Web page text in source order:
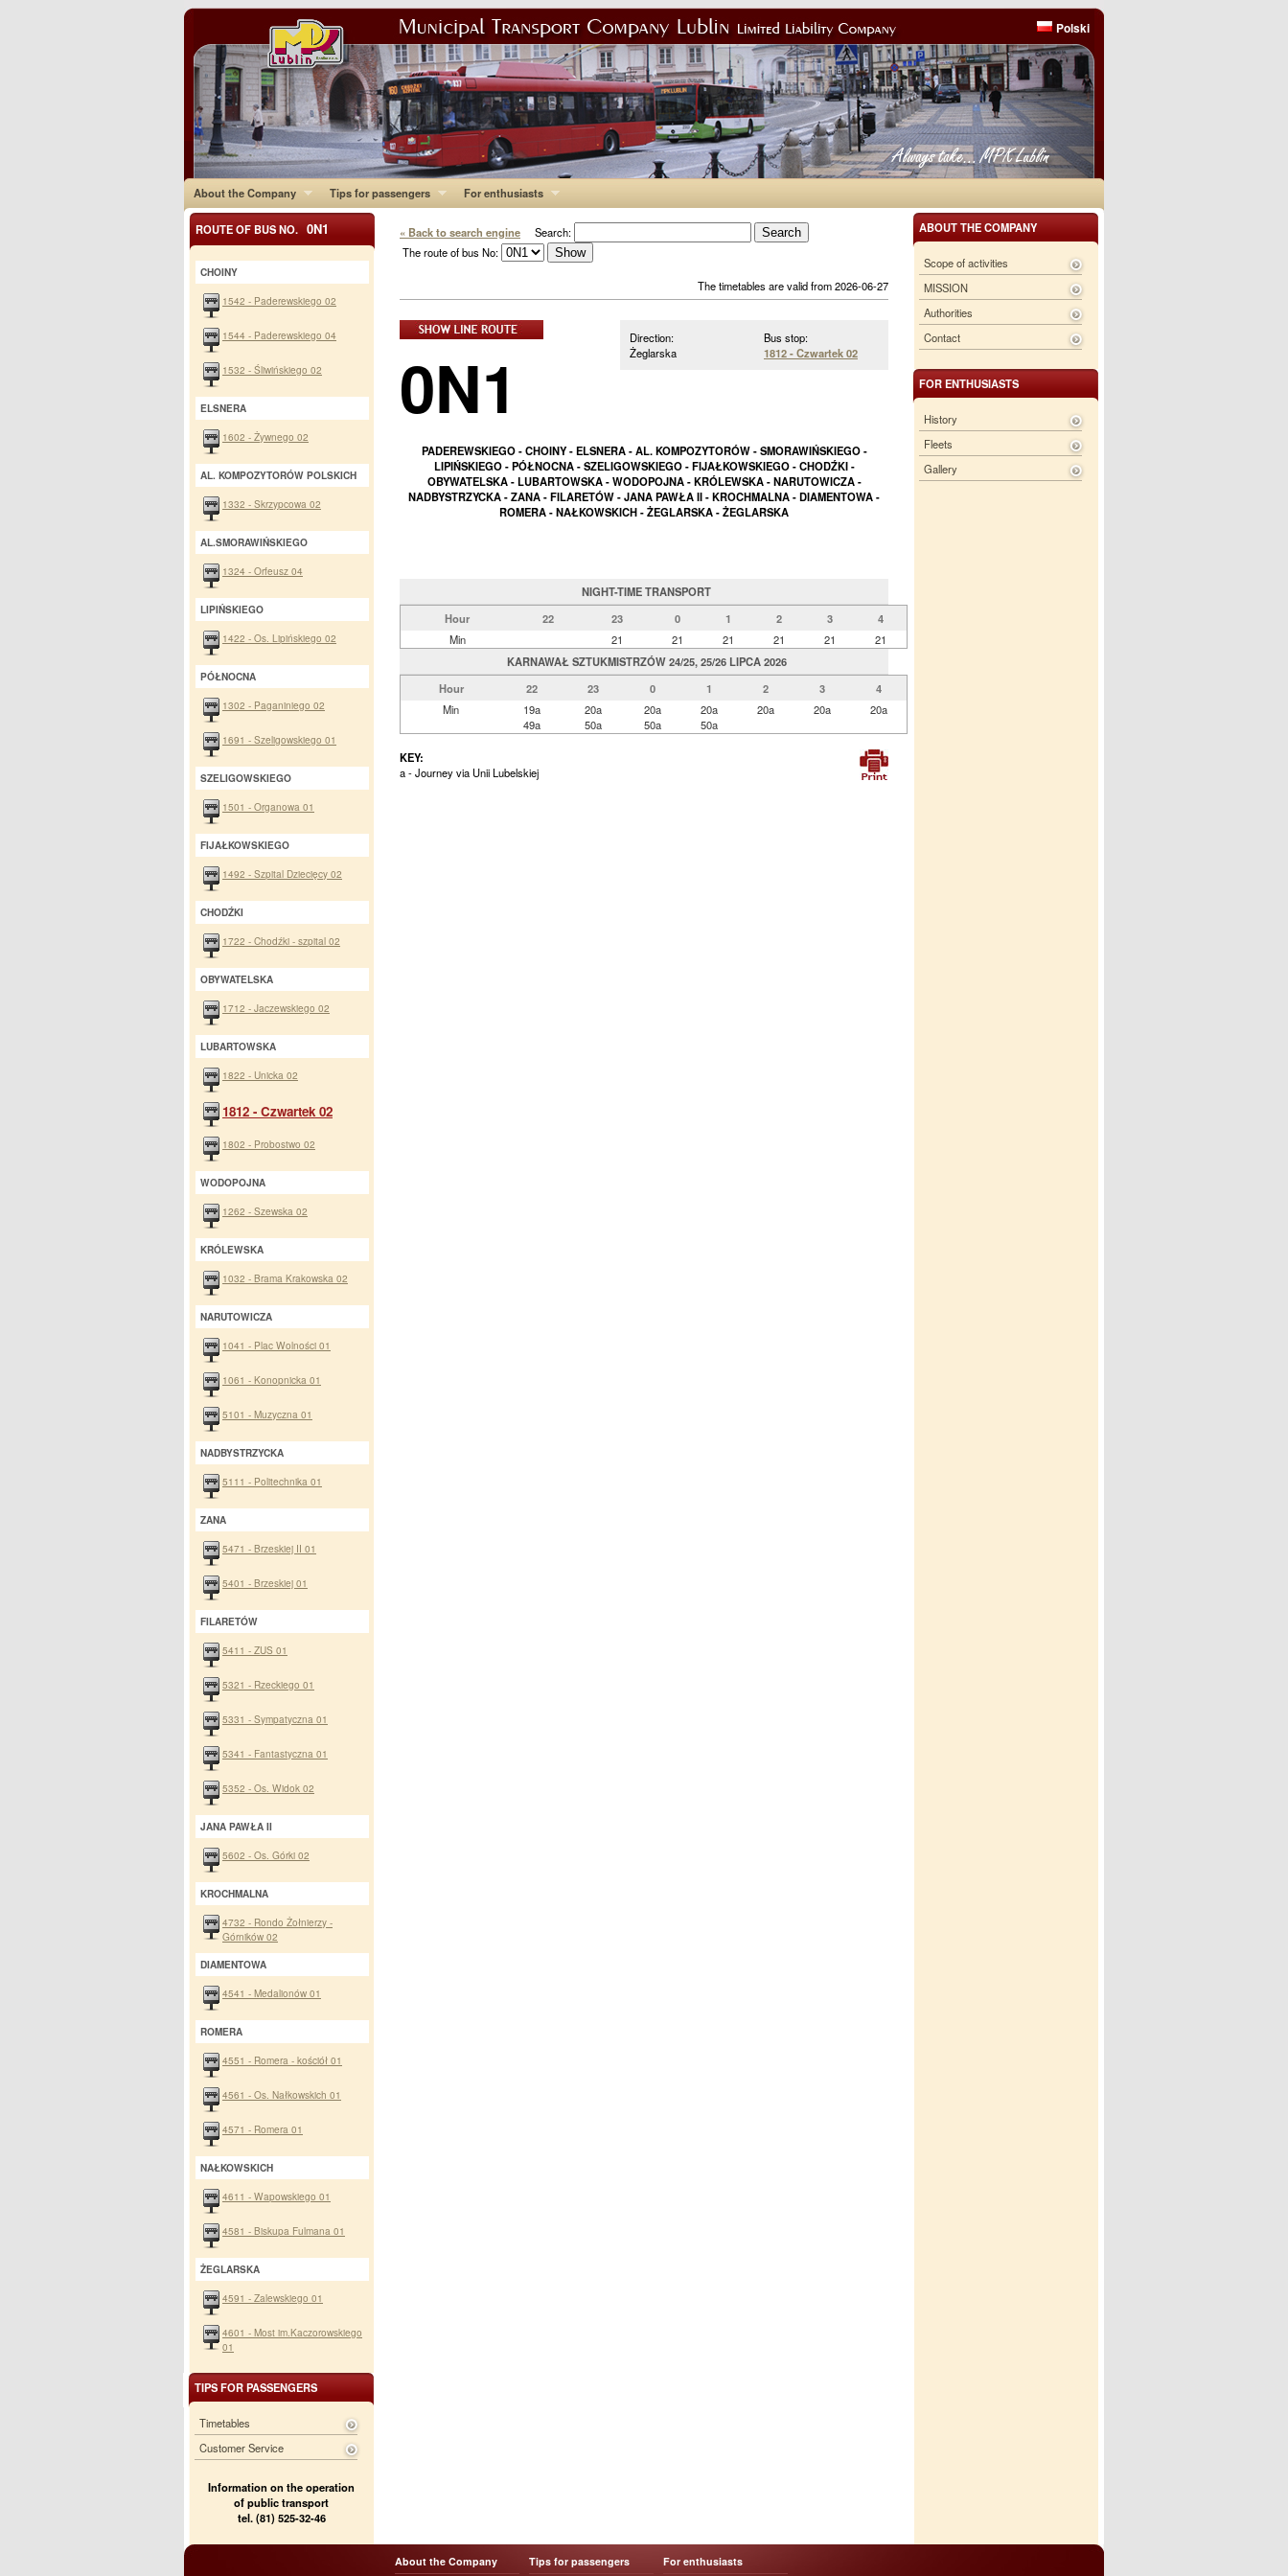
Polski
About the Company Tips for passengers For enthusiasts
ABOUT THE COMPANY
Scope of activities
MISSION
Authorities
Contact
FOR ENTHUSIASTS
History
Fleets
Gallery
« Back to search engine Search:
The route of bus No:
The timetables are valid from 2026-06-27
Bus stop:
1812 - Czwartek 02
Direction:
Żeglarska
0N1
PADEREWSKIEGO - CHOINY - ELSNERA - AL. KOMPOZYTORÓW - SMORAWIŃSKIEGO -
LIPIŃSKIEGO - PÓŁNOCNA - SZELIGOWSKIEGO - FIJAŁKOWSKIEGO - CHODŹKI -
OBYWATELSKA - LUBARTOWSKA - WODOPOJNA - KRÓLEWSKA - NARUTOWICZA -
NADBYSTRZYCKA - ZANA - FILARETÓW - JANA PAWŁA II - KROCHMALNA - DIAMENTOWA -
ROMERA - NAŁKOWSKICH - ŻEGLARSKA - ŻEGLARSKA
NIGHT-TIME TRANSPORT
Hour
22 23 0 1 2 3
4
Min
21 21 21 21 21
21
KARNAWAŁ SZTUKMISTRZÓW 24/25, 25/26 LIPCA 2026
Hour
22 23 0 1 2 3
4
Min
19a
49a
20a
50a
20a
50a
20a
50a
20a 20a 20a
KEY:
a - Journey via Unii Lubelskiej
ROUTE OF BUS NO. 0N1
CHOINY
1542 - Paderewskiego 02
1544 - Paderewskiego 04
1532 - Śliwińskiego 02
ELSNERA
1602 - Żywnego 02
AL. KOMPOZYTORÓW POLSKICH
1332 - Skrzypcowa 02
AL.SMORAWIŃSKIEGO
1324 - Orfeusz 04
LIPIŃSKIEGO
1422 - Os. Lipińskiego 02
PÓŁNOCNA
1302 - Paganiniego 02
1691 - Szeligowskiego 01
SZELIGOWSKIEGO
1501 - Organowa 01
FIJAŁKOWSKIEGO
1492 - Szpital Dziecięcy 02
CHODŹKI
1722 - Chodźki - szpital 02
OBYWATELSKA
1712 - Jaczewskiego 02
LUBARTOWSKA
1822 - Unicka 02
1812 - Czwartek 02
1802 - Probostwo 02
WODOPOJNA
1262 - Szewska 02
KRÓLEWSKA
1032 - Brama Krakowska 02
NARUTOWICZA
1041 - Plac Wolności 01
1061 - Konopnicka 01
5101 - Muzyczna 01
NADBYSTRZYCKA
5111 - Politechnika 01
ZANA
5471 - Brzeskiej II 01
5401 - Brzeskiej 01
FILARETÓW
5411 - ZUS 01
5321 - Rzeckiego 01
5331 - Sympatyczna 01
5341 - Fantastyczna 01
5352 - Os. Widok 02
JANA PAWŁA II
5602 - Os. Górki 02
KROCHMALNA
4732 - Rondo Żołnierzy -
Górników 02
DIAMENTOWA
4541 - Medalionów 01
ROMERA
4551 - Romera - kościół 01
4561 - Os. Nałkowskich 01
4571 - Romera 01
NAŁKOWSKICH
4611 - Wapowskiego 01
4581 - Biskupa Fulmana 01
ŻEGLARSKA
4591 - Zalewskiego 01
4601 - Most im.Kaczorowskiego
01
TIPS FOR PASSENGERS
Timetables
Customer Service
Information on the operation
of public transport
tel. (81) 525-32-46
About the Company Tips for passengers For enthusiasts